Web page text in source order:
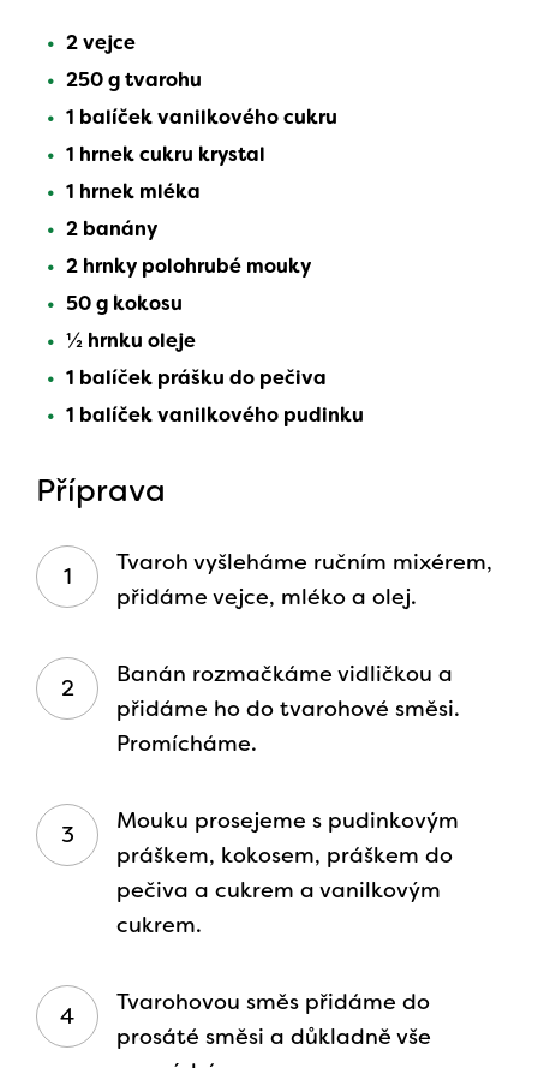
2 vejce
250 g tvarohu
1 balíček vanilkového cukru
1 hrnek cukru krystal
1 hrnek mléka
2 banány
2 hrnky polohrubé mouky
50 g kokosu
½ hrnku oleje
1 balíček prášku do pečiva
1 balíček vanilkového pudinku
Příprava
Tvaroh vyšleháme ručním mixérem,
přidáme vejce, mléko a olej.
Banán rozmačkáme vidličkou a
přidáme ho do tvarohové směsi.
Promícháme.
Mouku prosejeme s pudinkovým
práškem, kokosem, práškem do
pečiva a cukrem a vanilkovým
cukrem.
Tvarohovou směs přidáme do
prosáté směsi a důkladně vše